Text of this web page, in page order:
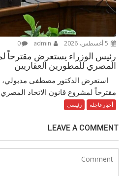
0
رئيس الوزراء يستعرض مقترحاً
المصري للمطورين العقاريين
استعرض الدكتور مصطفى مدبولي،
مقترحاً لمشروع قانون الاتحاد
أخبارعاجلة رئيسي
LEAVE A COMMENT